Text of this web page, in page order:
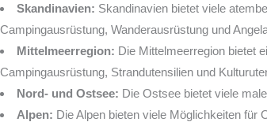
Skandinavien: Skandinavien bietet viele
Campingausrüstung, Wanderausrüstung und
Mittelmeerregion: Die Mittelmeerregion bietet
Campingausrüstung, Strandutensilien und
Nord- und Ostsee: Die Ostsee bietet viele
Alpen: Die Alpen bieten viele Möglichkeiten für